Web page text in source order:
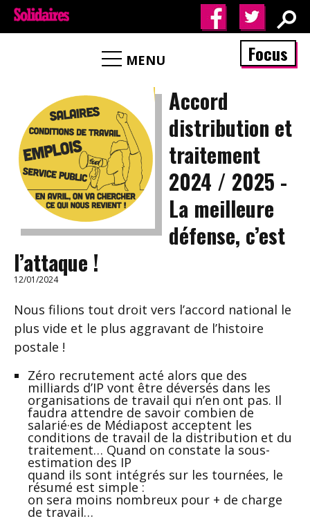
MENU Focus
Accord
distribution et
traitement
2024 / 2025 -
La meilleure
défense, c’est
l’attaque !
12/01/2024
Nous filions tout droit vers l’accord national le
plus vide et le plus aggravant de l’histoire
postale !
Zéro recrutement acté alors que des
milliards d’IP vont être déversés dans les
organisations de travail qui n’en ont pas. Il
faudra attendre de savoir combien de
salarié·es de Médiapost acceptent les
conditions de travail de la distribution et du
traitement… Quand on constate la sous-
estimation des IP
quand ils sont intégrés sur les tournées, le
résumé est simple :
on sera moins nombreux pour + de charge
de travail…